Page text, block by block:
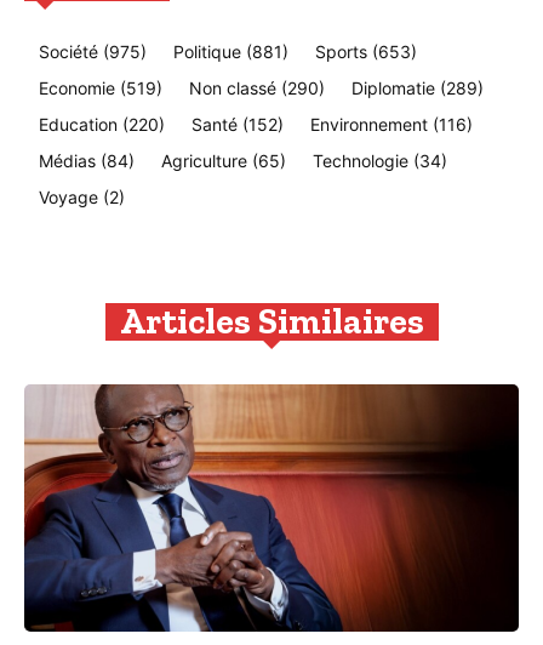
Société (975) Politique (881) Sports (653)
Economie (519) Non classé (290) Diplomatie (289)
Education (220) Santé (152) Environnement (116)
Médias (84) Agriculture (65) Technologie (34)
Voyage (2)
Articles Similaires